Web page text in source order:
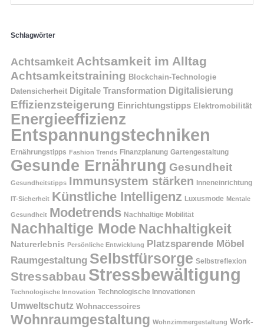
Schlagwörter
Achtsamkeit Achtsamkeit im Alltag
Achtsamkeitstraining Blockchain-Technologie
Datensicherheit Digitale Transformation Digitalisierung
Effizienzsteigerung Einrichtungstipps Elektromobilität
Energieeffizienz
Entspannungstechniken
Ernährungstipps Fashion Trends Finanzplanung Gartengestaltung
Gesunde Ernährung Gesundheit
Gesundheitstipps Immunsystem stärken Inneneinrichtung
IT-Sicherheit Künstliche Intelligenz Luxusmode Mentale
Gesundheit Modetrends Nachhaltige Mobilität
Nachhaltige Mode Nachhaltigkeit
Naturerlebnis Persönliche Entwicklung Platzsparende Möbel
Raumgestaltung Selbstfürsorge Selbstreflexion
Stressabbau Stressbewältigung
Technologische Innovation Technologische Innovationen
Umweltschutz Wohnaccessoires
Wohnraumgestaltung Wohnzimmergestaltung Work-